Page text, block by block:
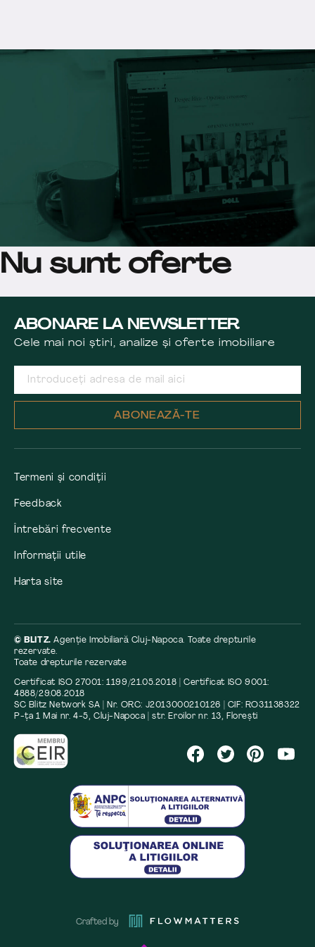
Nu sunt oferte
ABONARE LA NEWSLETTER
Cele mai noi știri, analize și oferte imobiliare
ABONEAZĂ-TE
Termeni și condiții
Feedback
Întrebări frecvente
Informații utile
Harta site
© BLITZ.Agenție Imobiliară Cluj-Napoca. Toate drepturile
rezervate.
Toate drepturile rezervate
Certificat ISO 27001: 1199/21.05.2018 | Certificat ISO 9001:
4888/29.08.2018
SC Blitz Network SA | Nr. ORC: J2013000210126 | CIF: RO31138322
P-ța 1 Mai nr. 4-5, Cluj-Napoca | str. Eroilor nr. 13, Florești
Crafted by